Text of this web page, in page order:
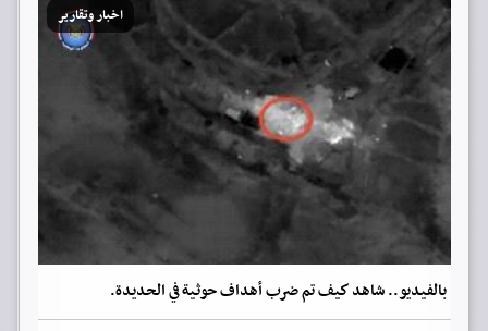
اخبار وتقارير
بالفيديو.. شاهد كيف تم ضرب أهداف حوثية في الحديدة.